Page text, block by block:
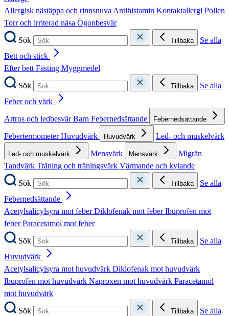
Allergisk nästäppa och rinnsnuvaAntihistamin Kontaktallergi Pollen
Torr och irriterad näsa Ögonbesvär
Sök
Tillbaka
Se alla
Bett och stick
Efter bettFästing Myggmedel
Sök
Tillbaka
Se alla
Feber och värk
Artros och ledbesvärBarn Febernedsättande Febernedsättande
FebertermometerHuvudvärk Huvudvärk Led- och muskelvärk
Led- och muskelvärk Mensvärk Mensvärk
Migrän
Tandvärk Träning och träningsvärk Värmande och kylande
Sök
Tillbaka
Se alla
Febernedsättande
Acetylsalicylsyra mot feberDiklofenak mot feberIbuprofen mot
feberParacetamol mot feber
Sök
Tillbaka
Se alla
Huvudvärk
Acetylsalicylsyra mot huvudvärk Diklofenak mot huvudvärk
Ibuprofen mot huvudvärk Naproxen mot huvudvärk Paracetamol
mot huvudvärk
Sök
Tillbaka
Se alla